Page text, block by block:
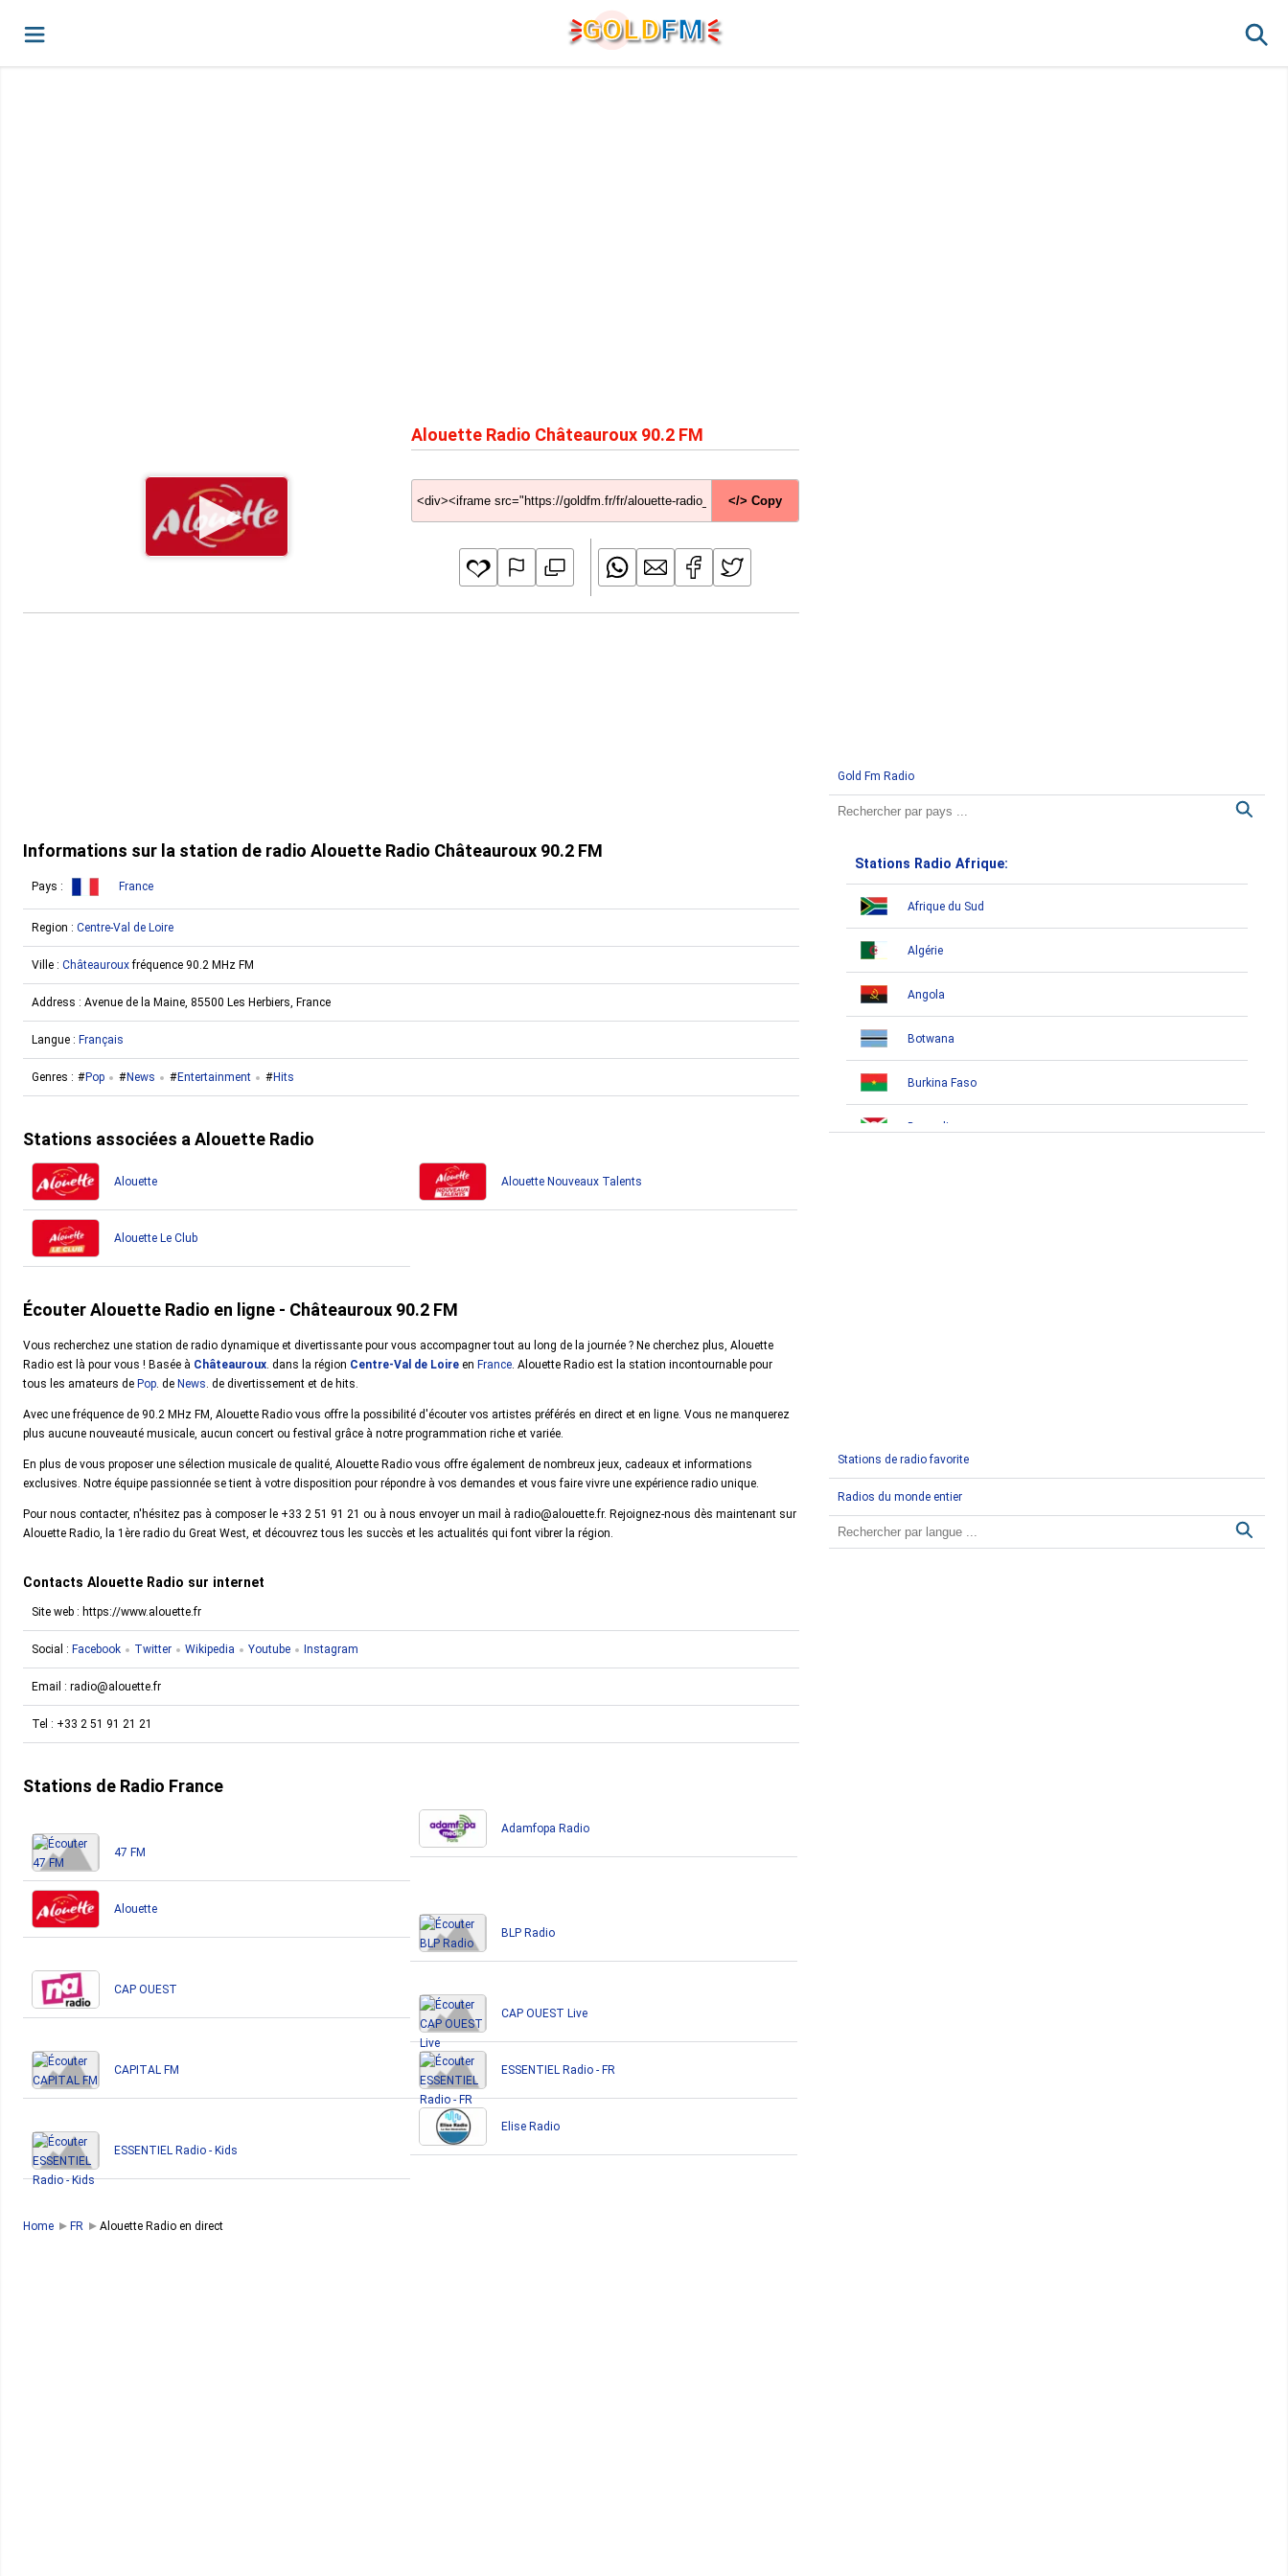
GOLDFM
Alouette Radio Châteauroux 90.2 FM
</> Copy
Informations sur la station de radio Alouette Radio Châteauroux 90.2 FM
Pays : France
Region : Centre-Val de Loire
Ville : Châteaurouxfréquence 90.2 MHz FM
Address : Avenue de la Maine, 85500 Les Herbiers, France
Langue : Français
Genres : Pop News Entertainment Hits
Stations associées a Alouette Radio
Alouette Alouette Nouveaux Talents
Alouette Le Club
Écouter Alouette Radio en ligne - Châteauroux 90.2 FM
Vous recherchez une station de radio dynamique et divertissante pour vous accompagner tout au long de la journée ? Ne cherchez plus, Alouette
Radio est là pour vous ! Basée à Châteauroux. dans la région Centre-Val de Loire en France. Alouette Radio est la station incontournable pour
tous les amateurs de Pop. de News. de divertissement et de hits.
Avec une fréquence de 90.2 MHz FM, Alouette Radio vous offre la possibilité d'écouter vos artistes préférés en direct et en ligne. Vous ne manquerez
plus aucune nouveauté musicale, aucun concert ou festival grâce à notre programmation riche et variée.
En plus de vous proposer une sélection musicale de qualité, Alouette Radio vous offre également de nombreux jeux, cadeaux et informations
exclusives. Notre équipe passionnée se tient à votre disposition pour répondre à vos demandes et vous faire vivre une expérience radio unique.
Pour nous contacter, n'hésitez pas à composer le +33 2 51 91 21 ou à nous envoyer un mail à radio@alouette.fr. Rejoignez-nous dès maintenant sur
Alouette Radio, la 1ère radio du Great West, et découvrez tous les succès et les actualités qui font vibrer la région.
Contacts Alouette Radio sur internet
Site web : https://www.alouette.fr
Social : Facebook Twitter Wikipedia Youtube Instagram
Email : radio@alouette.fr
Tel : +33 2 51 91 21 21
Stations de Radio France
47 FM
Adamfopa Radio
Alouette
BLP Radio
CAP OUEST
CAP OUEST Live
CAPITAL FM ESSENTIEL Radio - FR
ESSENTIEL Radio - Kids
Elise Radio
Gold Fm Radio
Stations Radio Afrique:
Afrique du Sud
Algérie
Angola
Botwana
Burkina Faso
Burundi
Egypte
Stations de radio favorite
Radios du monde entier
Home FR Alouette Radio en direct